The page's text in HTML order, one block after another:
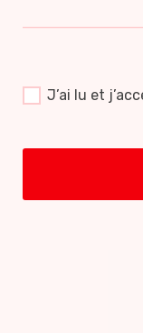
J’ai lu et